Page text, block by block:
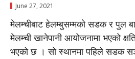
June 27, 2021
मेलम्चीबाट हेलम्बुसम्मको सडक र पुल
मेलम्ची खानेपानी आयोजनामा भएको
भएको छ । सो स्थानमा पहिले सडक